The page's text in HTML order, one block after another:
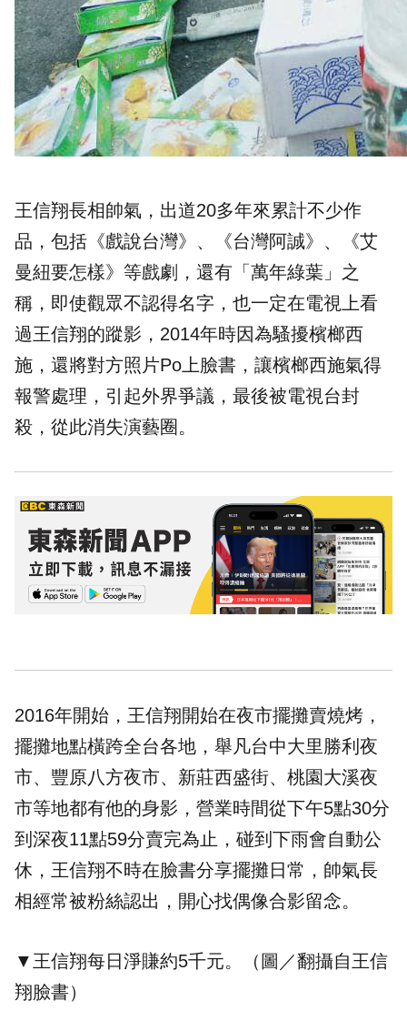
王信翔長相帥氣，出道20多年來累計不少作
品，包括《戲說台灣》、《台灣阿誠》、《艾
曼紐要怎樣》等戲劇，還有「萬年綠葉」之
稱，即使觀眾不認得名字，也一定在電視上看
過王信翔的蹤影，2014年時因為騷擾檳榔西
施，還將對方照片Po上臉書，讓檳榔西施氣得
報警處理，引起外界爭議，最後被電視台封
殺，從此消失演藝圈。
2016年開始，王信翔開始在夜市擺攤賣燒烤，
擺攤地點橫跨全台各地，舉凡台中大里勝利夜
市、豐原八方夜市、新莊西盛街、桃園大溪夜
市等地都有他的身影，營業時間從下午5點30分
到深夜11點59分賣完為止，碰到下雨會自動公
休，王信翔不時在臉書分享擺攤日常，帥氣長
相經常被粉絲認出，開心找偶像合影留念。
▼王信翔每日淨賺約5千元。（圖／翻攝自王信
翔臉書）